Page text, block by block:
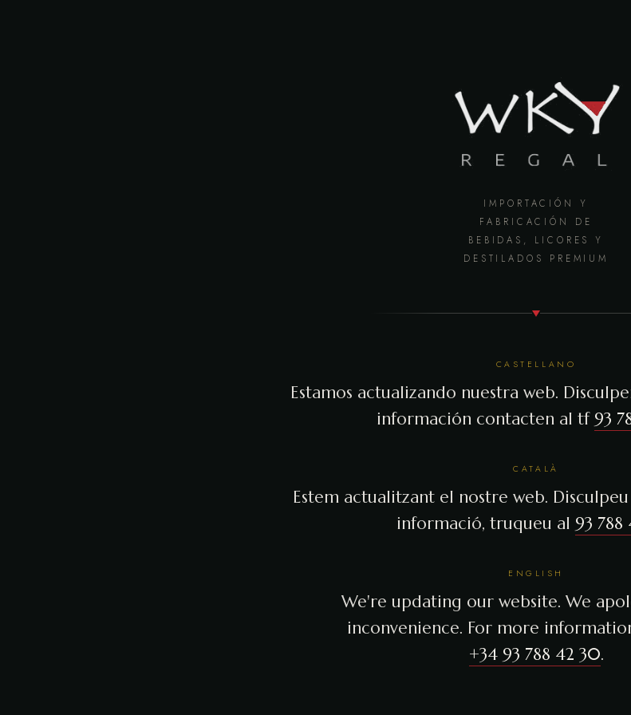
IMPORTACIÓN Y
FABRICACIÓN DE
BEBIDAS, LICORES Y
DESTILADOS PREMIUM
CASTELLANO
Estamos actualizando nuestra web.
información contacten al tf 93
CATALÀ
Estem actualitzant el nostre web.
informació, truqueu al 93
ENGLISH
We're updating our website. We
inconvenience. For more
+34 93 788 42 30.